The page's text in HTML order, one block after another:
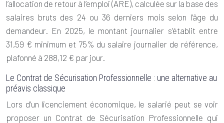
l’allocation de retour à l’emploi (ARE), calculée sur la base des
salaires bruts des 24 ou 36 derniers mois selon l’âge du
demandeur. En 2025, le montant journalier s’établit entre
31,59 € minimum et 75% du salaire journalier de référence,
plafonné à 288,12 € par jour.
Le Contrat de Sécurisation Professionnelle : une alternative au
préavis classique
Lors d’un licenciement économique, le salarié peut se voir
proposer un Contrat de Sécurisation Professionnelle qui